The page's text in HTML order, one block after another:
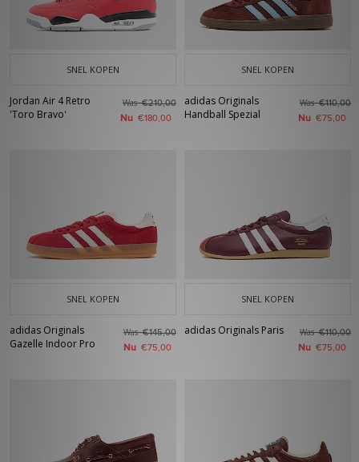
SNEL KOPEN
Jordan Air 4 Retro
'Toro Bravo'
Was€210,00
Nu €180,00
SNEL KOPEN
adidas Originals
Handball Spezial
Was€110,00
Nu €75,00
SNEL KOPEN
adidas Originals
Gazelle Indoor Pro
Was€145,00
Nu €75,00
SNEL KOPEN
adidas Originals Paris Was€110,00
Nu €75,00